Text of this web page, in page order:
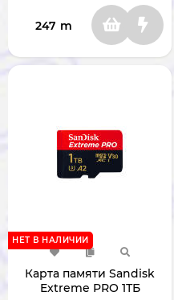
247 m
Карта памяти Sandisk
Extreme PRO 1ТБ
НЕТ В НАЛИЧИИ